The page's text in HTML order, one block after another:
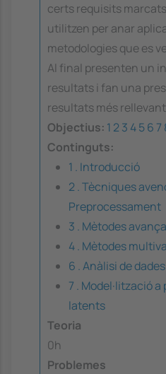
certs requisits
utilitzen per anar
metodologies que es
Al final presenten un
resultats i fan una
resultats més
Objectius: 1 23 456 7
Continguts:
1 . Introducció
2 . Tècniques
Preprocessament
3 . Mètodes
4 . Mètodes
6 . Anàlisi de
7 . Model·lització
latents
Teoria
0h
Problemes